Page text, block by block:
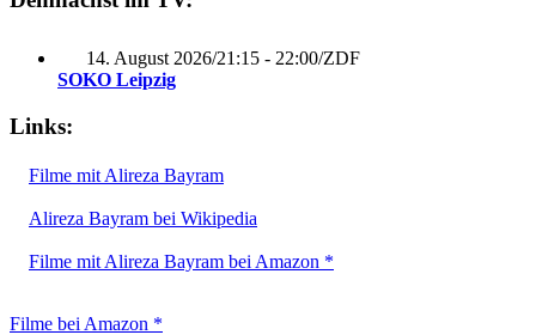
14. August 2026/21:15 - 22:00/ZDF
SOKO Leipzig
Links:
Filme mit Alireza Bayram
Alireza Bayram bei Wikipedia
Filme mit Alireza Bayram bei Amazon *
Filme bei Amazon *